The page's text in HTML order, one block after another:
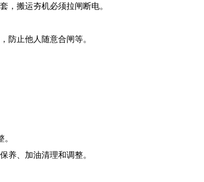
，搬运夯机必须拉闸断电。
防止他人随意合闸等。
养、加油清理和调整。